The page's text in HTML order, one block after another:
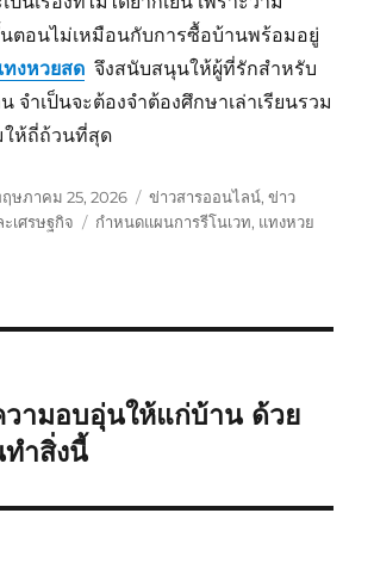
ตอนไม่เหมือนกับการซื้อบ้านพร้อมอยู่
ทงหวยสด จึงสนับสนุนให้ผู้ที่รักสำหรับ
จำเป็นจะต้องจำต้องศึกษาเล่าเรียนรวม
ให้ถี่ถ้วนที่สุด
ยน
อ
ษภาคม 25, 2026
หมวด
หมู่
ข่าวสารออนไลน์,ข่าว
เศรษฐกิจ
ป้าย
กำหนดแผนการรีโนเวท, แทงหวย
วามอบอุ่นให้แก่บ้าน ด้วย
ทำสิ่งนี้